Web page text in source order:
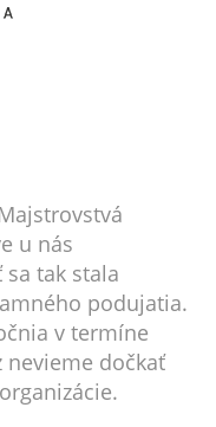
u nás
tak stala
podujatia.
v termíne
nevieme dočkať